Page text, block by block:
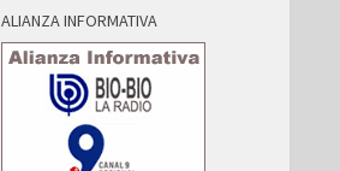
ALIANZA INFORMATIVA